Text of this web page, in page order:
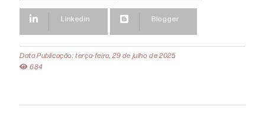
Linkedin Blogger
Data Publicação: terça-feira, 29 de julho de 2025
684